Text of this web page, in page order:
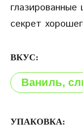
секрет
ВКУС:
Ваниль,
УПАКОВКА:
Условия